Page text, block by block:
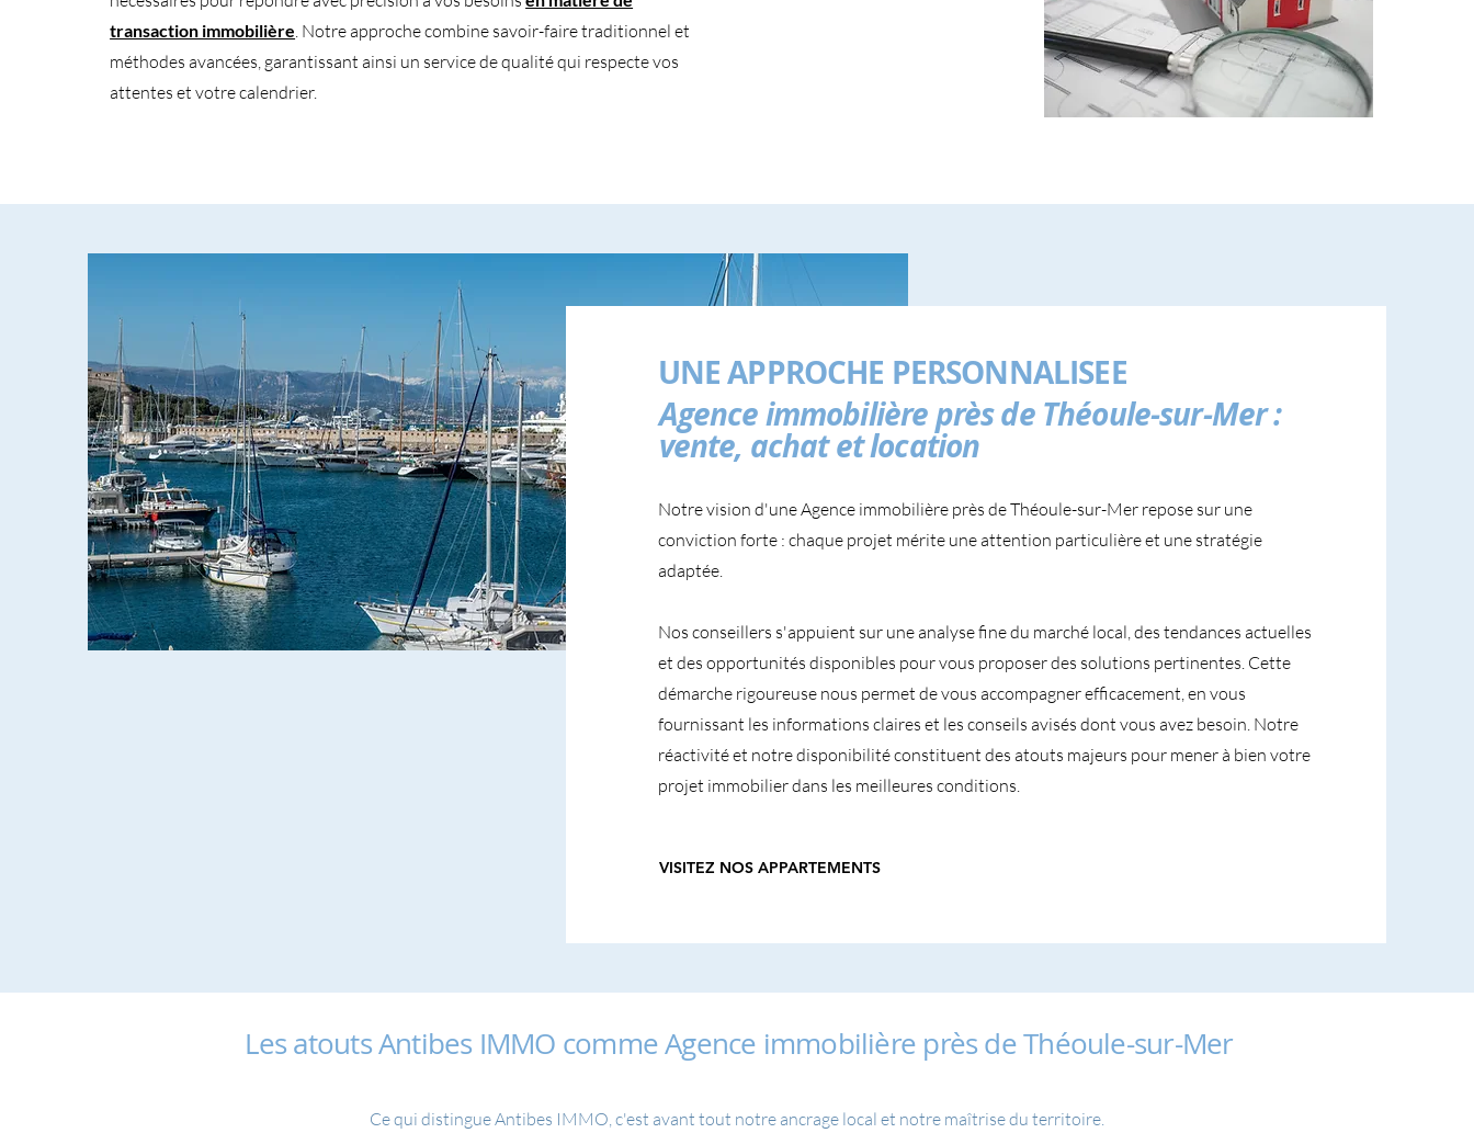
transaction immobilière. Notre approche combine savoir-faire traditionnel et
méthodes avancées, garantissant ainsi un service de qualité qui respecte vos
attentes et votre calendrier.
UNE APPROCHE PERSONNALISEE
Agence immobilière près de Théoule-sur-Mer :
vente, achat et location
Notre vision d'une Agence immobilière près de Théoule-sur-Mer repose sur une
conviction forte : chaque projet mérite une attention particulière et une stratégie
adaptée.
Nos conseillers s'appuient sur une analyse fine du marché local, des tendances actuelles
et des opportunités disponibles pour vous proposer des solutions pertinentes. Cette
démarche rigoureuse nous permet de vous accompagner efficacement, en vous
fournissant les informations claires et les conseils avisés dont vous avez besoin. Notre
réactivité et notre disponibilité constituent des atouts majeurs pour mener à bien votre
projet immobilier dans les meilleures conditions.
VISITEZ NOS APPARTEMENTS
Les atouts Antibes IMMO comme Agence immobilière près de Théoule-sur-Mer
Ce qui distingue Antibes IMMO, c'est avant tout notre ancrage local et notre maîtrise du territoire.